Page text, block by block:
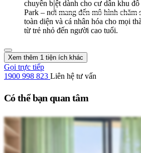
chuyên biệt dành cho cư dân khu
Park – nơi mang đến mô hình chăm
toàn diện và cá nhân hóa cho mọi
từ trẻ nhỏ đến người cao tuổi.
Xem thêm 1 tiện ích khác
Gọi trực tiếp
1900 998 823 Liên hệ tư vấn
Có thể bạn quan tâm